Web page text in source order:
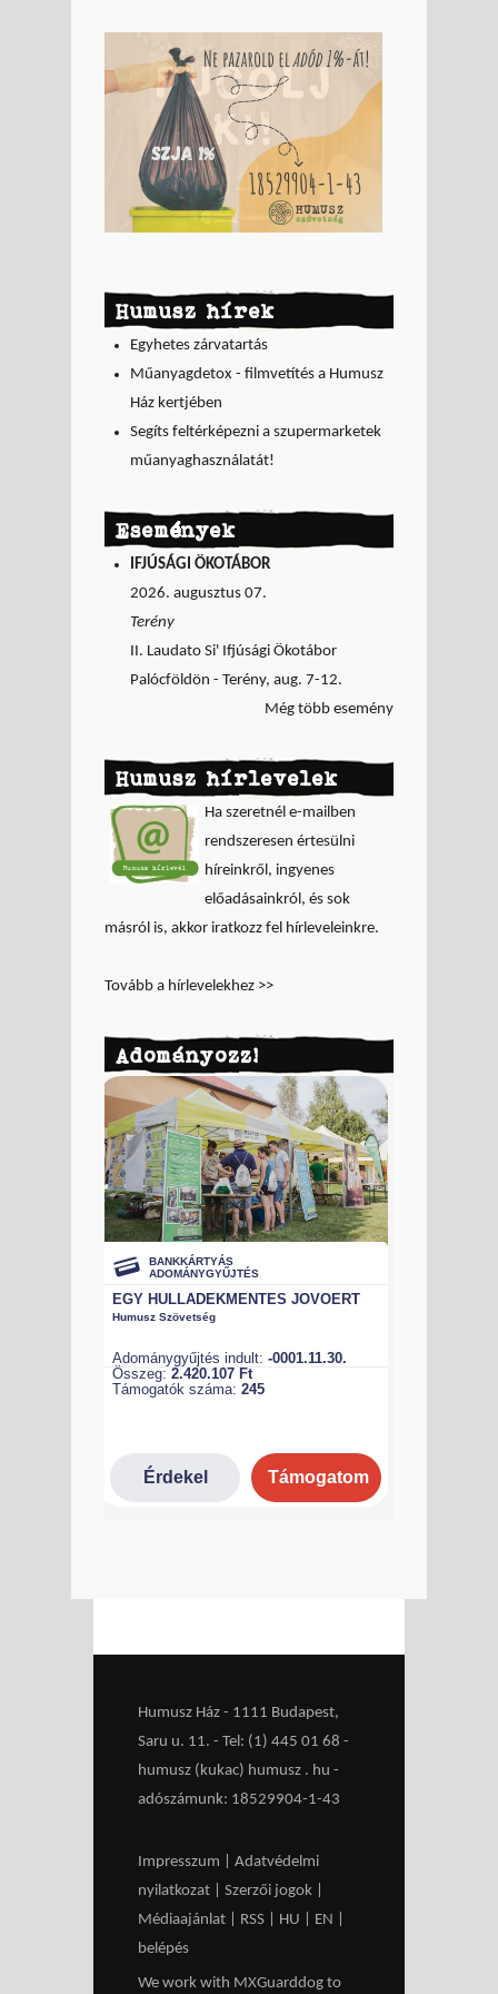
Humusz hírek
Egyhetes zárvatartás
Műanyagdetox - filmvetítés a Humusz
Ház kertjében
Segíts feltérképezni a szupermarketek
műanyaghasználatát!
Események
IFJÚSÁGI ÖKOTÁBOR
2026. augusztus 07.
Terény
II. Laudato Si' Ifjúsági Ökotábor
Palócföldön - Terény, aug. 7-12.
Még több esemény
Humusz hírlevelek
Ha szeretnél e-mailben
rendszeresen értesülni
híreinkről, ingyenes
előadásainkról, és sok
másról is, akkor iratkozz fel hírleveleinkre.
Tovább a hírlevelekhez >>
Adományozz!
Humusz Ház - 1111 Budapest,
Saru u. 11. - Tel: (1) 445 01 68 -
humusz (kukac) humusz . hu -
adószámunk: 18529904-1-43
Impresszum
Adatvédelmi
nyilatkozat
Szerzői jogok
Médiaajánlat
RSS HU EN
belépés
We work with MXGuarddog to